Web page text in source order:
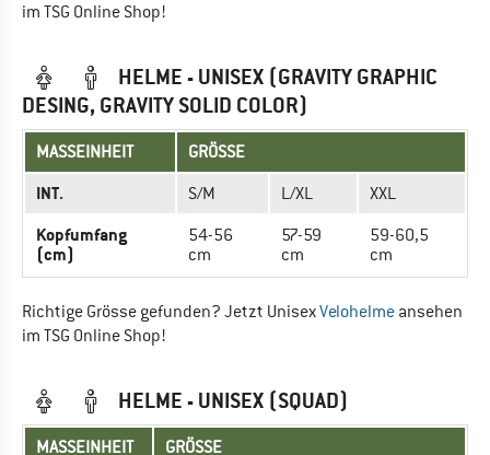
im TSG Online Shop!
HELME - UNISEX (GRAVITY GRAPHIC
DESING, GRAVITY SOLID COLOR)
MASSEINHEIT GRÖSSE
INT. S/M L/XL XXL
Kopfumfang
(cm)
54-56
cm
57-59
cm
59-60,5
cm
Richtige Grösse gefunden? Jetzt UnisexVelohelme ansehen
im TSG Online Shop!
HELME - UNISEX (SQUAD)
MASSEINHEIT GRÖSSE